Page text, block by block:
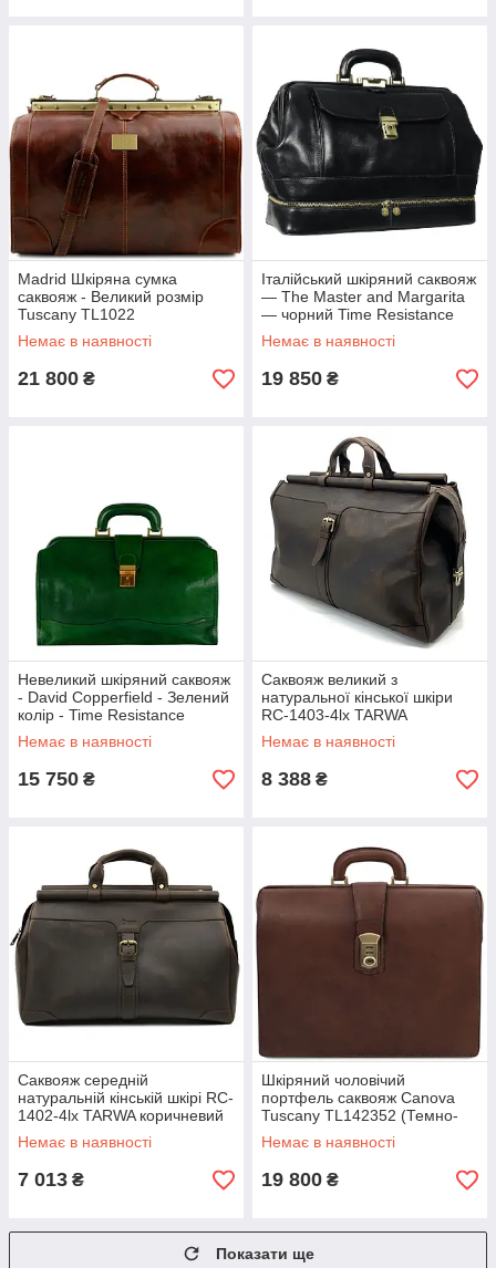
Madrid Шкіряна сумка
саквояж - Великий розмір
Tuscany TL1022
Немає в наявності
21 800 ₴
Італійський шкіряний саквояж
— The Master and Margarita
— чорний Time Resistance
Немає в наявності
19 850 ₴
Невеликий шкіряний саквояж
- David Copperfield - Зелений
колір - Time Resistance
5230001
Немає в наявності
15 750 ₴
Саквояж великий з
натуральної кінської шкіри
RC-1403-4lx TARWA
коричневий
Немає в наявності
8 388 ₴
Саквояж середній
натуральній кінській шкірі RC-
1402-4lx TARWA коричневий
Немає в наявності
7 013 ₴
Шкіряний чоловічий
портфель саквояж Canova
Tuscany TL142352 (Темно-
коричневий)
Немає в наявності
19 800 ₴
Показати ще